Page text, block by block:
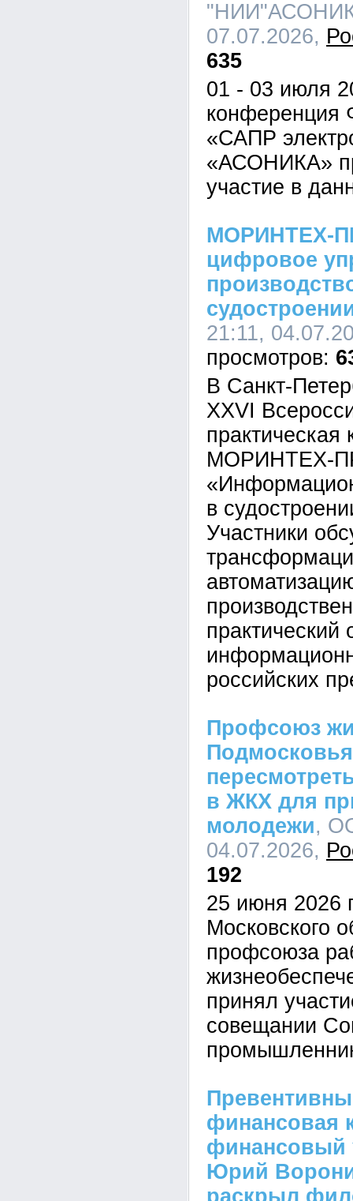
07.07.2026,
635
01 - 03 июля
конференция
«САПР
«АСОНИКА»
участие в
МОРИНТЕХ-
цифровое
21:11,
В Санкт-
XXVI
МОРИНТЕХ-
в
Участники
практический
российских
Профсоюз
в ЖКХ для
молодежи,
04.07.2026,
192
25 июня 2026
Московского
профсоюза
принял
совещании
финансовая
финансовый
Юрий
раскрыл